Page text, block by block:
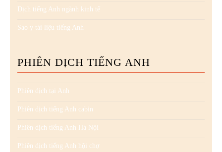
Dịch tiếng Anh ngành kinh tế
Sao y tài liệu tiếng Anh
PHIÊN DỊCH TIẾNG ANH
Phiên dịch tại Anh
Phiên dịch tiếng Anh cabin
Phiên dịch tiếng Anh Hà Nội
Phiên dịch tiếng Anh hội chợ